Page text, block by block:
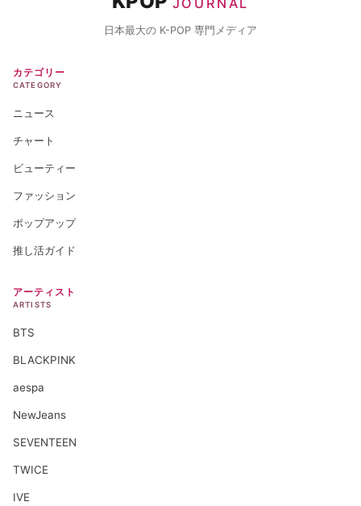
JOURNAL
日本最大の K-POP 専門メディア
カテゴリー
CATEGORY
ニュース
チャート
ビューティー
ファッション
ポップアップ
推し活ガイド
アーティスト
ARTISTS
BTS
BLACKPINK
aespa
NewJeans
SEVENTEEN
TWICE
IVE